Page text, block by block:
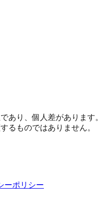
あり、個人差があります。
るものではありません。
ーポリシー